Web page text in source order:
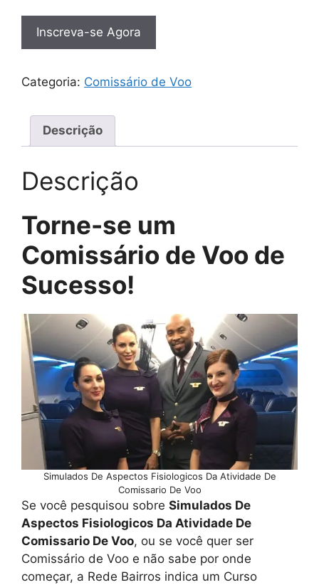
Inscreva-se Agora
Categoria: Comissário de Voo
Descrição
Descrição
Torne-se um
Comissário de Voo de
Sucesso!
Simulados De Aspectos Fisiologicos Da Atividade De
Comissario De Voo
Se você pesquisou sobre Simulados De
Aspectos Fisiologicos Da Atividade De
Comissario De Voo, ou se você quer ser
Comissário de Voo e não sabe por onde
começar, a Rede Bairros indica um Curso